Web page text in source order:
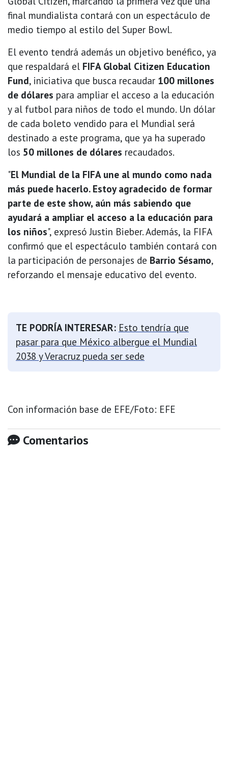
final mundialista contará con un espectáculo de
medio tiempo al estilo del Super Bowl.
El evento tendrá además un objetivo benéfico, ya
que respaldará el FIFA Global Citizen Education
Fund, iniciativa que busca recaudar 100 millones
de dólares para ampliar el acceso a la educación
y al futbol para niños de todo el mundo. Un dólar
de cada boleto vendido para el Mundial será
destinado a este programa, que ya ha superado
los 50 millones de dólares recaudados.
"El Mundial de la FIFA une al mundo como nada
más puede hacerlo. Estoy agradecido de formar
parte de este show, aún más sabiendo que
ayudará a ampliar el acceso a la educación para
los niños", expresó Justin Bieber. Además, la FIFA
confirmó que el espectáculo también contará con
la participación de personajes de Barrio Sésamo,
reforzando el mensaje educativo del evento.
TE PODRÍA INTERESAR: Esto tendría que
pasar para que México albergue el Mundial
2038 y Veracruz pueda ser sede
Con información base de EFE/Foto: EFE
Comentarios